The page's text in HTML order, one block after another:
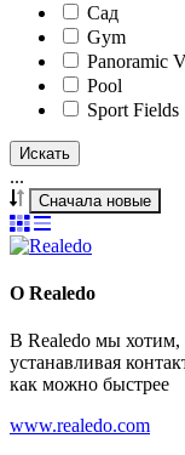
Сад
Gym
Panoramic
Pool
Sport Fields
Искать
...
Сначала новые
О Realedo
В Realedo мы
устанавливая
как можно быстрее
www.realedo.com